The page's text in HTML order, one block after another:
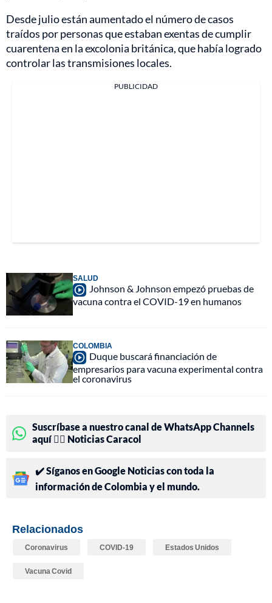
Desde julio están aumentado el número de casos
traídos por personas que estaban exentas de cumplir
cuarentena en la excolonia británica, que había logrado
controlar las transmisiones locales.
PUBLICIDAD
SALUD
Johnson & Johnson empezó pruebas de
vacuna contra el COVID-19 en humanos
COLOMBIA
Duque buscará financiación de
empresarios para vacuna experimental contra
el coronavirus
Suscríbase a nuestro canal de WhatsApp Channels
aquí 👉🏻 Noticias Caracol
✔️ Síganos en Google Noticias con toda la
información de Colombia y el mundo.
Relacionados
Coronavirus COVID-19 Estados Unidos
Vacuna Covid